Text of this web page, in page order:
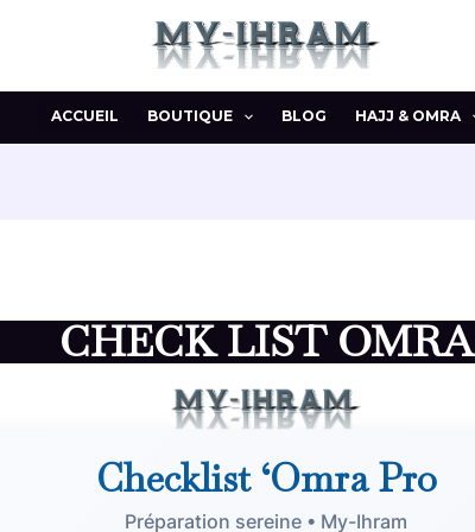
ACCUEIL BOUTIQUE BLOG HAJJ & OMRA
CHECK LIST OMRA
Checklist ‘Omra Pro
Préparation sereine • My-Ihram